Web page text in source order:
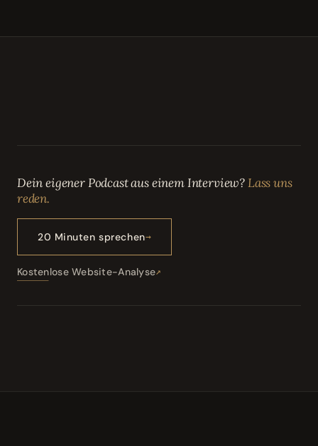
Dein eigener Podcast aus einem Interview?Lass uns
reden.
20 Minuten sprechen
Kostenlose Website-Analyse